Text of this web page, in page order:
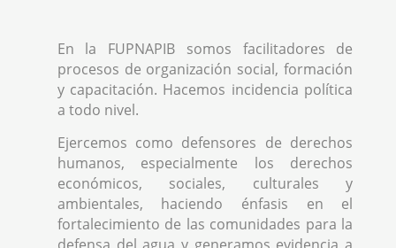
En la FUPNAPIB somos facilitadores de
procesos de organización social, formación
y capacitación. Hacemos incidencia política
a todo nivel.
Ejercemos como defensores de derechos
humanos, especialmente los derechos
económicos, sociales, culturales y
ambientales, haciendo énfasis en el
fortalecimiento de las comunidades para la